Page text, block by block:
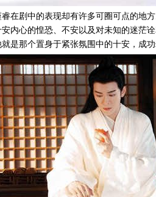
在剧中的表现却有许多可圈可点的地
内心的惶恐、不安以及对未知的迷茫
是那个置身于紧张氛围中的十安，成功